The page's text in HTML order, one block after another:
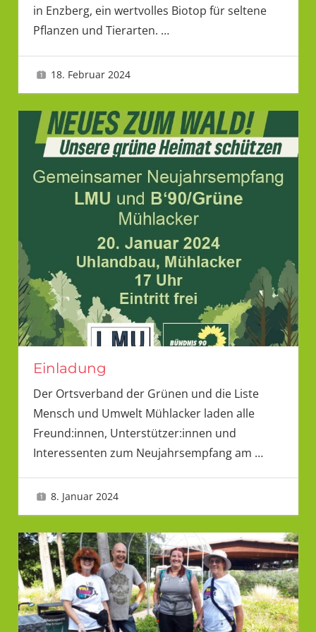
in Enzberg, ein wertvolles Biotop für seltene
Pflanzen und Tierarten. …
18. Februar 2024
Einladung
Der Ortsverband der Grünen und die Liste
Mensch und Umwelt Mühlacker laden alle
Freund:innen, Unterstützer:innen und
Interessenten zum Neujahrsempfang am …
8. Januar 2024